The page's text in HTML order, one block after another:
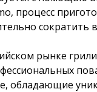
процесс
рынке
обладающие